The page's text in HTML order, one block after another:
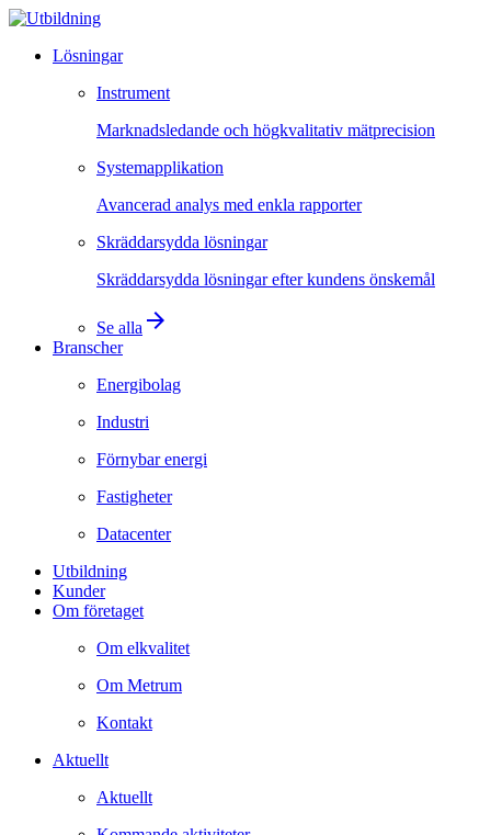
Lösningar
Instrument
Marknadsledande och högkvalitativ mätprecision
Systemapplikation
Avancerad analys med enkla rapporter
Skräddarsydda lösningar
Skräddarsydda lösningar efter kundens önskemål
Se alla arrow_forward
Branscher
Energibolag
Industri
Förnybar energi
Fastigheter
Datacenter
Utbildning
Kunder
Om företaget
Om elkvalitet
Om Metrum
Kontakt
Aktuellt
Aktuellt